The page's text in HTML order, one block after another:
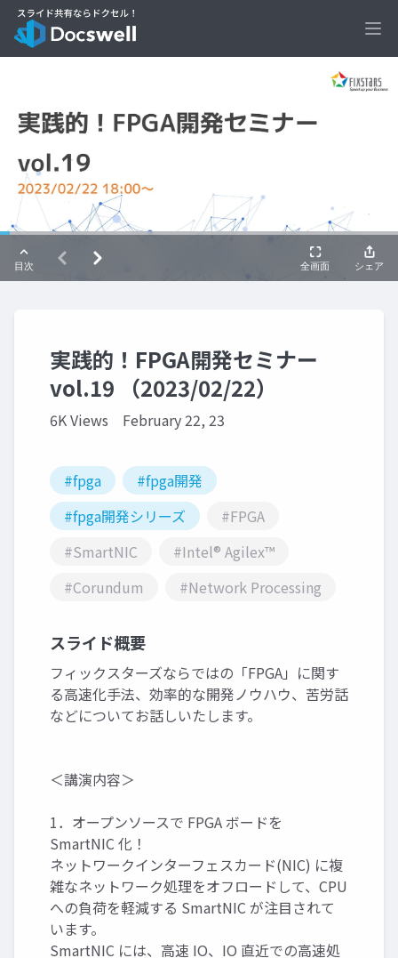
実践的！FPGA開発セミナー
vol.19 （2023/02/22）
6K Views February 22, 23
#fpga
#fpga開発
#fpga開発シリーズ
#FPGA
#SmartNIC
#Intel® Agilex™
#Corundum
#Network Processing
スライド概要
フィックスターズならではの「FPGA」に関す
る高速化手法、効率的な開発ノウハウ、苦労話
などについてお話しいたします。
＜講演内容＞
1．オープンソースで FPGA ボードを
SmartNIC 化！
ネットワークインターフェスカード(NIC) に複
雑なネットワーク処理をオフロードして、CPU
への負荷を軽減する SmartNIC が注目されて
います。
SmartNIC には、高速 IO、IO 直近での高速処